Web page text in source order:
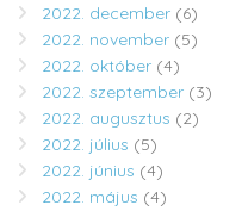
2022. december (6)
2022. november (5)
2022. október (4)
2022. szeptember (3)
2022. augusztus (2)
2022. július (5)
2022. június (4)
2022. május (4)